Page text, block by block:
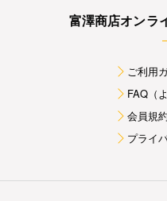
富澤商店オンラ
ご利用
FAQ（
会員規
プライ